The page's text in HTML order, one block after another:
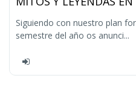
Siguiendo con nuestro plan
semestre del año os anunci...